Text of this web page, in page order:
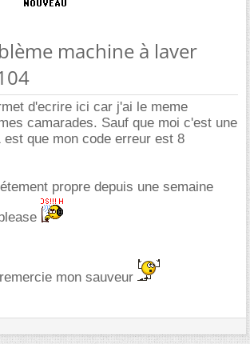
machine à laver
d'ecrire ici car j'ai le meme
camarades. Sauf que moi c'est une
est que mon code erreur est 8
propre depuis une semaine
mon sauveur